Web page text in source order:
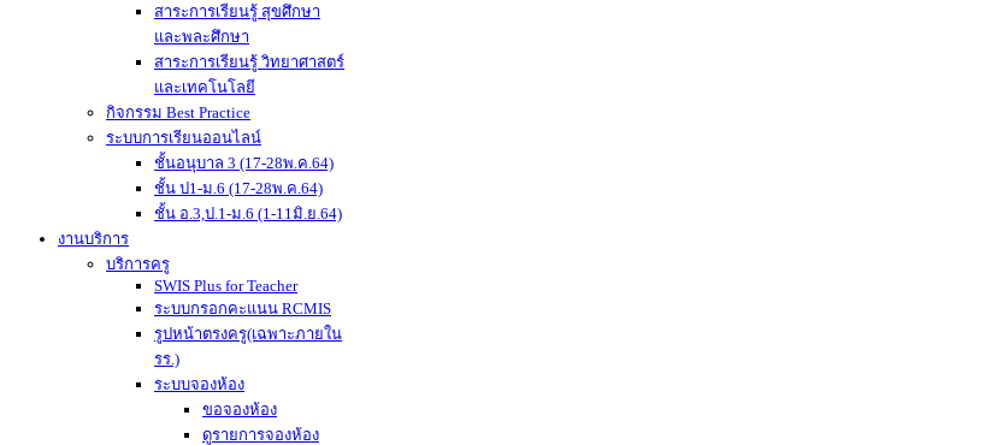
สาระการเรียนรู้ สุขศึกษา
และพละศึกษา
สาระการเรียนรู้ วิทยาศาสตร์
และเทคโนโลยี
กิจกรรม Best Practice
ระบบการเรียนออนไลน์
ชั้นอนุบาล 3 (17-28พ.ค.64)
ชั้น ป1-ม.6 (17-28พ.ค.64)
ชั้น อ.3,ป.1-ม.6 (1-11มิ.ย.64)
งานบริการ
บริการครู
SWIS Plus for Teacher
ระบบกรอกคะแนน RCMIS
รูปหน้าตรงครู(เฉพาะภายใน
รร.)
ระบบจองห้อง
ขอจองห้อง
ดูรายการจองห้อง